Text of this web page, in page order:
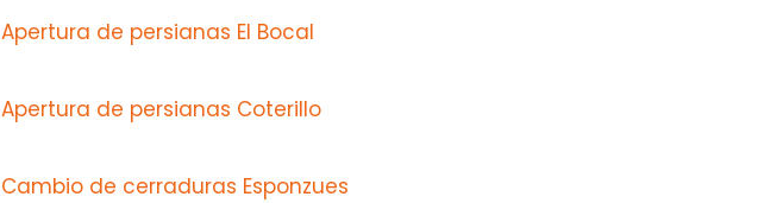
Apertura de persianas El Bocal
Apertura de persianas Coterillo
Cambio de cerraduras Esponzues